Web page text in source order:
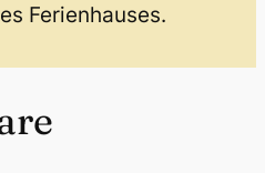
Ferienhauses.